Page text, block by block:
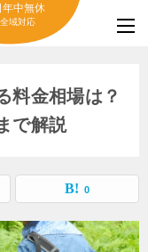
中無休
域対応
料金相場は？
で解説
0